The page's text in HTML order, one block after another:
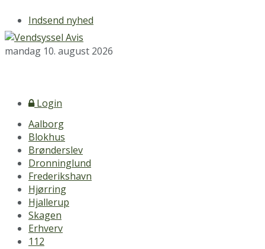
Indsend nyhed
mandag 10. august 2026
Login
Aalborg
Blokhus
Brønderslev
Dronninglund
Frederikshavn
Hjørring
Hjallerup
Skagen
Erhverv
112